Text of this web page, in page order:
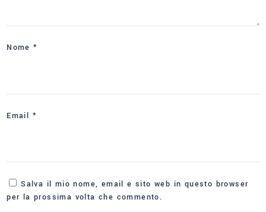
Nome*
Email *
Salva il mio nome, email e sito web in questo browser
per la prossima volta che commento.